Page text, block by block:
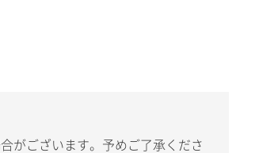
がございます。予めご了承くださ